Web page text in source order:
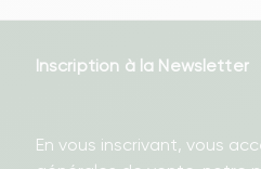
Inscription à la Newsletter
En vous inscrivant, vous